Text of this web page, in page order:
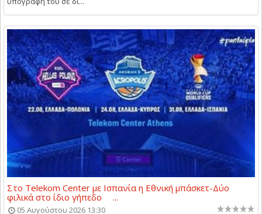
Στο Telekom Center με Ισπανία η Εθνική μπάσκετ-Δύο
φιλικά στο ίδιο γήπεδο ...
05 Αυγούστου 2026 13:30